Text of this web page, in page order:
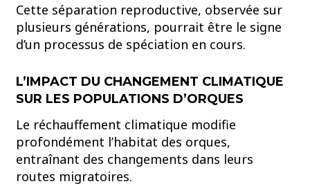
Cette séparation reproductive, observée sur
plusieurs générations, pourrait être le signe
d’un processus de spéciation en cours.
L’IMPACT DU CHANGEMENT CLIMATIQUE
SUR LES POPULATIONS D’ORQUES
Le réchauffement climatique modifie
profondément l’habitat des orques,
entraînant des changements dans leurs
routes migratoires.